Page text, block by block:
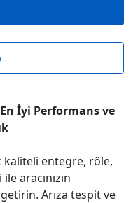
İyi Performans ve
entegre, röle,
aracınızın
Arıza tespit ve